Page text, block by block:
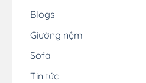
Blogs
Giường nệm
Sofa
Tin tức